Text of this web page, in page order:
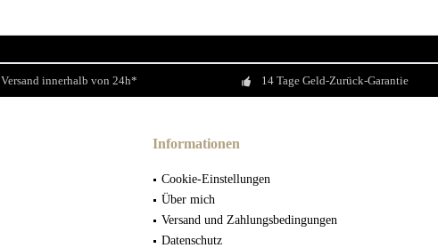
Versand innerhalb von 24h* 14 Tage Geld-Zurück-Garantie
Informationen
Cookie-Einstellungen
Über mich
Versand und Zahlungsbedingungen
Datenschutz